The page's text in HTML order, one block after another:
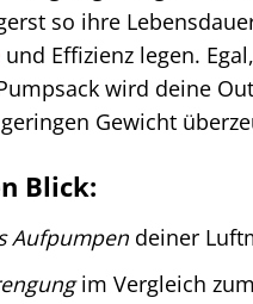
so ihre
und Effizienz legen.
wird deine
Gewicht
Blick:
Aufpumpen deiner
im Vergleich